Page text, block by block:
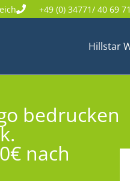
+49 (0) 34771/ 40 69 71
Hillstar
bedrucken
nach